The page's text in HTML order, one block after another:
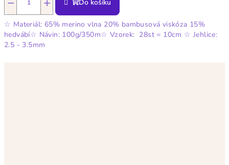
Do košíku
☆ Materiál: 65% merino vlna 20% bambusová viskóza 15%
hedvábí☆ Návin: 100g/350m☆ Vzorek: 28st = 10cm ☆ Jehlice:
2.5 - 3.5mm